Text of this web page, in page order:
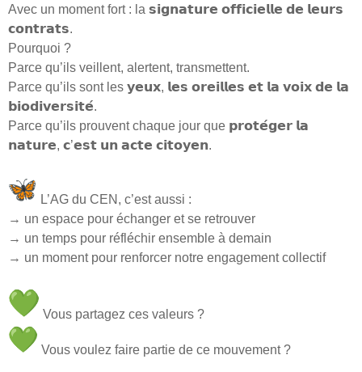
Avec un moment fort : la 𝘀𝗶𝗴𝗻𝗮𝘁𝘂𝗿𝗲 𝗼𝗳𝗳𝗶𝗰𝗶𝗲𝗹𝗹𝗲 𝗱𝗲 𝗹𝗲𝘂𝗿𝘀
𝗰𝗼𝗻𝘁𝗿𝗮𝘁𝘀.
Pourquoi ?
Parce qu’ils veillent, alertent, transmettent.
Parce qu’ils sont les 𝘆𝗲𝘂𝘅, 𝗹𝗲𝘀 𝗼𝗿𝗲𝗶𝗹𝗹𝗲𝘀 𝗲𝘁 𝗹𝗮 𝘃𝗼𝗶𝘅 𝗱𝗲 𝗹𝗮
𝗯𝗶𝗼𝗱𝗶𝘃𝗲𝗿𝘀𝗶𝘁𝗲́.
Parce qu’ils prouvent chaque jour que 𝗽𝗿𝗼𝘁𝗲́𝗴𝗲𝗿 𝗹𝗮
𝗻𝗮𝘁𝘂𝗿𝗲, 𝗰’𝗲𝘀𝘁 𝘂𝗻 𝗮𝗰𝘁𝗲 𝗰𝗶𝘁𝗼𝘆𝗲𝗻.
L’AG du CEN, c’est aussi :
→ un espace pour échanger et se retrouver
→ un temps pour réfléchir ensemble à demain
→ un moment pour renforcer notre engagement collectif
Vous partagez ces valeurs ?
Vous voulez faire partie de ce mouvement ?